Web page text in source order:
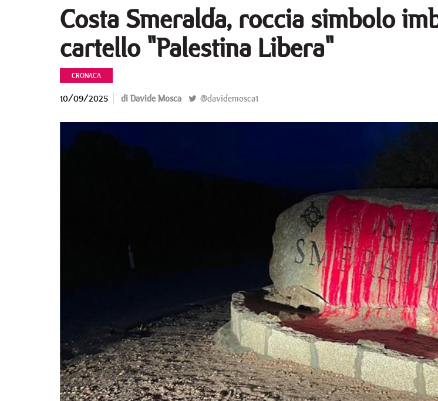
Costa Smeralda, roccia simbolo
cartello "Palestina Libera"
CRONACA
10/09/2025 di Davide Mosca @davidemosca1